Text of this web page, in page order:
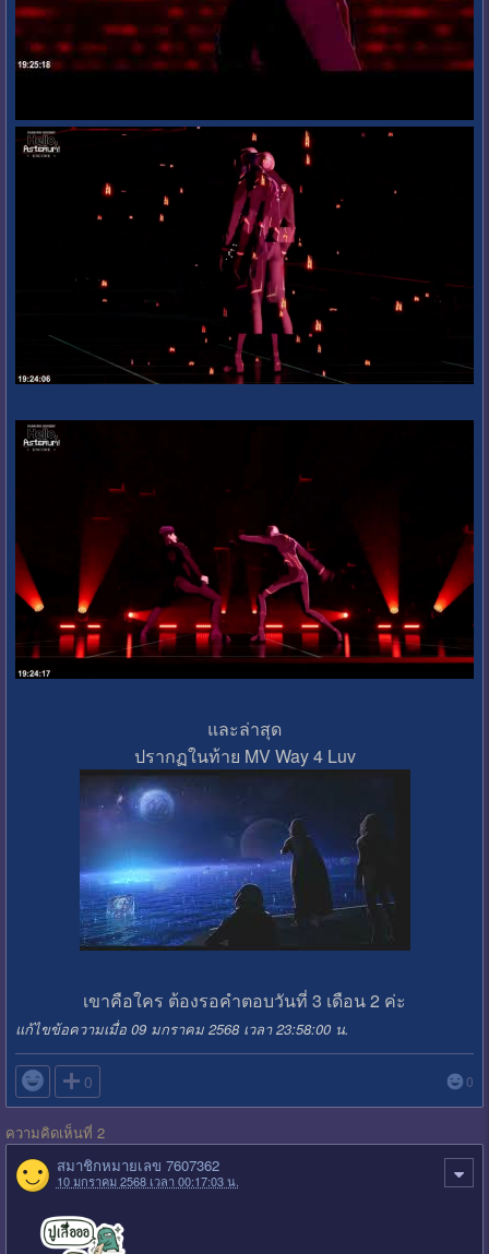
และล่าสุด
ปรากฏในท้าย MV Way 4 Luv
เขาคือใคร ต้องรอคำตอบวันที่ 3 เดือน 2 ค่ะ
แก้ไขข้อความเมื่อ 09 มกราคม 2568 เวลา 23:58:00 น.
 0 0
ความคิดเห็นที่ 2
สมาชิกหมายเลข 7607362
10 มกราคม 2568 เวลา 00:17:03 น.